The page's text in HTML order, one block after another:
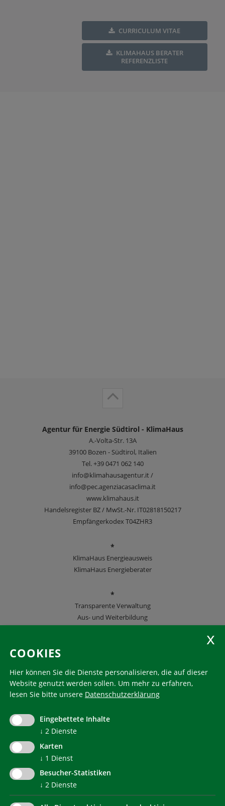
CURRICULUM VITAE
KLIMAHAUS BERATER
REFERENZLISTE
Agentur für Energie Südtirol - KlimaHaus
A.-Volta-Str. 13A
39100 Bozen - Südtirol, Italien
Tel.+39 0471 062 140
info@klimahausagentur.it /
info@pec.agenziacasaclima.it
www.klimahaus.it
Handelsregister BZ / MwSt.-Nr. IT02818150217
Empfängerkodex T04ZHR3
*
KlimaHaus Energieausweis
KlimaHaus Energieberater
*
Transparente Verwaltung
Aus- und Weiterbildung
KlimaHaus ist eine eingetragene Marke. Die Nutzung muss
communication@klimahausagentur.it
© 2022 Agentur für Energie Südtirol - KlimaHaus
COOKIES
Hier können Sie die Dienste personalisieren, die auf dieser
Website genutzt werden sollen. Um mehr zu erfahren,
lesen Sie bitte unsere Datenschutzerklärung
Eingebettete Inhalte
↓ 2 Dienste
Karten
↓ 1 Dienst
Besucher-Statistiken
↓ 2 Dienste